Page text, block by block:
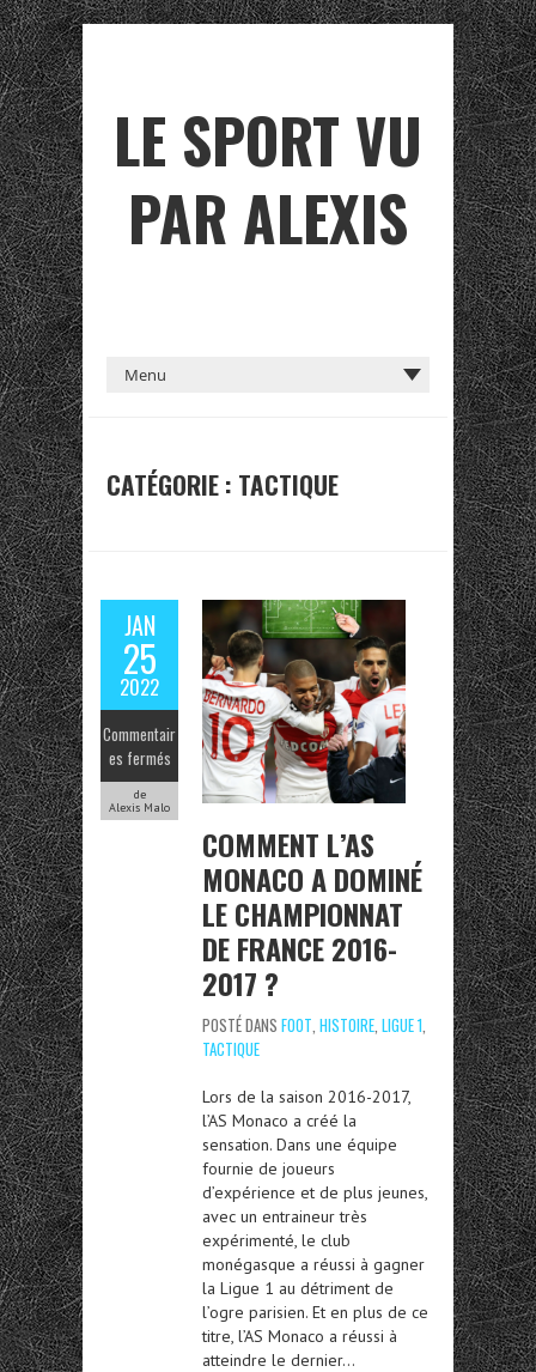
LE SPORT VU
PAR ALEXIS
CATÉGORIE : TACTIQUE
JAN
25
2022
Commentair
es fermés
de
Alexis Malo
COMMENT L’AS
MONACO A DOMINÉ
LE CHAMPIONNAT
DE FRANCE 2016-
2017 ?
POSTÉ DANS FOOT, HISTOIRE, LIGUE 1,
TACTIQUE
Lors de la saison 2016-2017,
l’AS Monaco a créé la
sensation. Dans une équipe
fournie de joueurs
d’expérience et de plus jeunes,
avec un entraineur très
expérimenté, le club
monégasque a réussi à gagner
la Ligue 1 au détriment de
l’ogre parisien. Et en plus de ce
titre, l’AS Monaco a réussi à
atteindre le dernier…